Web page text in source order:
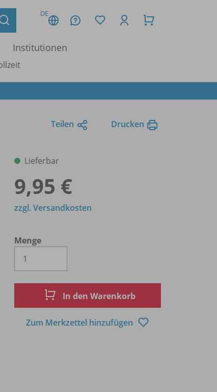
DE
Institutionen
Teilen Drucken
Lieferbar
9,95 €
Menge
zzgl. Versandkosten
In den Warenkorb
Zum Merkzettel hinzufügen